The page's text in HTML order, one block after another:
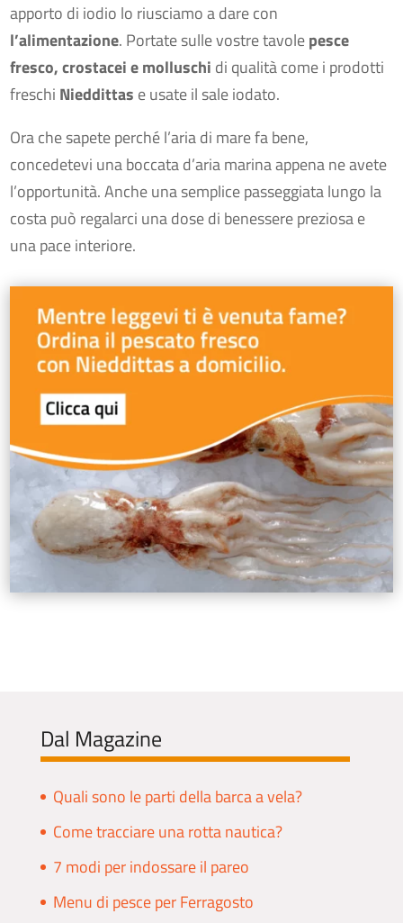
apporto di iodio lo riusciamo a dare con
l’alimentazione. Portate sulle vostre tavolepesce
fresco, crostacei e molluschi di qualità come i prodotti
freschi Nieddittas e usate il sale iodato.
Ora che sapete perché l’aria di mare fa bene,
concedetevi una boccata d’aria marina appena ne avete
l’opportunità. Anche una semplice passeggiata lungo la
costa può regalarci una dose di benessere preziosa e
una pace interiore.
Dal Magazine
Quali sono le parti della barca a vela?
Come tracciare una rotta nautica?
7 modi per indossare il pareo
Menu di pesce per Ferragosto